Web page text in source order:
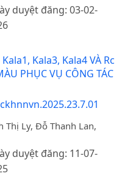
duyệt đăng: 03-02-
Kala3, Kala4 VÀ Rc
PHỤC VỤ CÔNG TÁC
Thị Ly, Đỗ Thanh Lan,
duyệt đăng: 11-07-